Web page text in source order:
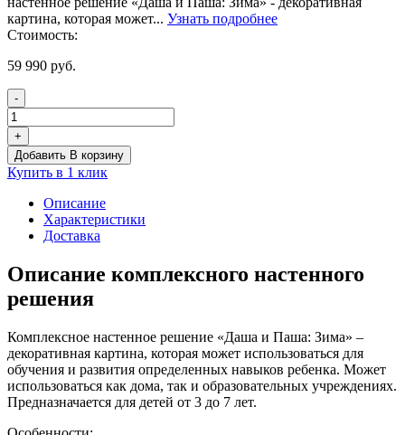
картина, которая может... Узнать подробнее
Стоимость:
59 990 руб.
-
Количество
товара
Комплексное
настенное
решение
«Даша
Паша:
Зима»
+
Добавить В корзину
Купить в 1 клик
Описание
Характеристики
Доставка
Описание комплексного настенного
решения
Комплексное настенное решение «Даша и Паша: Зима» –
декоративная картина, которая может использоваться для
обучения и развития определенных навыков ребенка. Может
использоваться как дома, так и образовательных учреждениях.
Предназначается для детей от 3 до 7 лет.